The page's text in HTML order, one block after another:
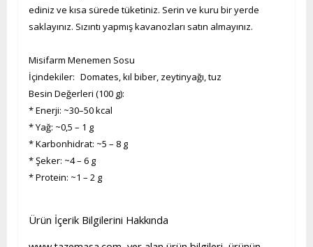
ediniz ve kısa sürede tüketiniz. Serin ve kuru bir yerde
saklayınız. Sızıntı yapmış kavanozları satın almayınız.
Misifarm Menemen Sosu
İçindekiler: Domates, kıl biber, zeytinyağı, tuz
Besin Değerleri (100 g):
* Enerji: ~30–50 kcal
* Yağ: ~0,5 – 1 g
* Karbonhidrat: ~5 – 8 g
* Şeker: ~4 – 6 g
* Protein: ~1 – 2 g
Ürün İçerik Bilgilerini Hakkında